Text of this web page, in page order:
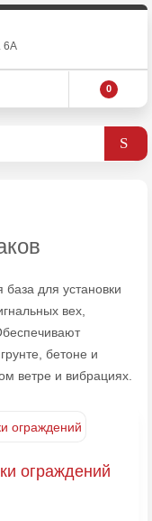
6А
0
для установки
вех,
бетоне и
ветре и вибрациях.
ограждений